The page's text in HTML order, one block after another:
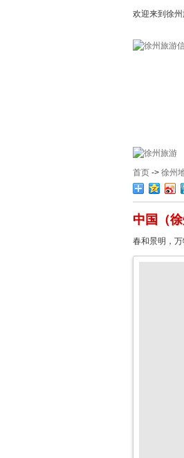
欢迎来到徐州
首页 -> 徐州
中国（
春和景明，